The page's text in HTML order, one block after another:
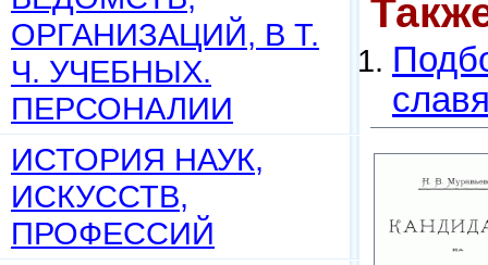
ОРГАНИЗАЦИЙ, В Т.
Ч. УЧЕБНЫХ.
ПЕРСОНАЛИИ
ИСТОРИЯ НАУК,
ИСКУССТВ,
ПРОФЕССИЙ